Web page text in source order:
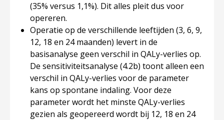
(35% versus 1,1%). Dit alles pleit dus voor
opereren.
Operatie op de verschillende leeftijden (3, 6, 9,
12, 18 en 24 maanden) levert in de
basisanalyse geen verschil in QALy-verlies op.
De sensitiviteitsanalyse (4.2b) toont alleen een
verschil in QALy-verlies voor de parameter
kans op spontane indaling. Voor deze
parameter wordt het minste QALy-verlies
gezien als geopereerd wordt bij 12, 18 en 24